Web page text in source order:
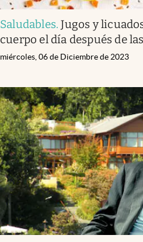
Saludables.Jugos y
cuerpo el día después de
miércoles, 06 de Diciembre de 2023